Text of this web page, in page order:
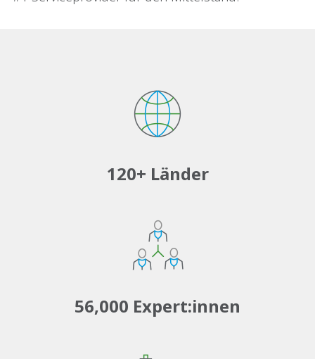
120+ Länder
56,000 Expert:innen